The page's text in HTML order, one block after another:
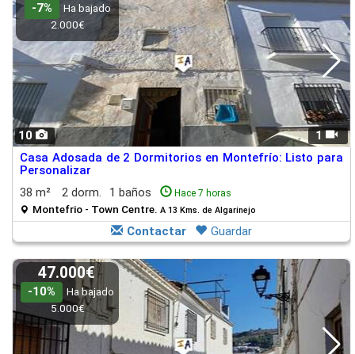
10 1
-7%
Ha bajado
2.000€
Casa Adosada de 2 Dormitorios en Montefrío: Listo para
Personalizar
38 m²
2 dorm. 1 baños Hace 7 horas
Montefrio - Town Centre. A 13 Kms. de Algarinejo
Contactar Guardar
47.000€
-10%
Ha bajado
5.000€